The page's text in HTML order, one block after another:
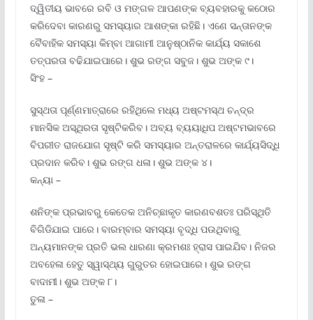
ଦ୍ୱିତୀୟ ଭାବରେ ରବି ଓ ମଙ୍ଗଳ ଆପଣଙ୍କ ବ୍ୟବହାରକୁ କଠୋର
କରିଦେବା କାରଣରୁ ସମସ୍ୟାର ଆଶଙ୍କା ରହିଛି। ଏଣେ ସନ୍ତାନଙ୍କ
ବୈବାହିକ ସମସ୍ୟା କିମ୍ବା ଆଗାମୀ ଆନୁଷ୍ଠାନିକ କାର୍ଯ୍ୟ ସକାଶେ
ତତ୍ପରତା ବଢିଯାଇପାରେ। ଶୁଭ ରଙ୍ଗ ସବୁଜ। ଶୁଭ ଅଙ୍କ ୯।
ସିଂହ –
ସୁସ୍ଥତା ପୂର୍ଣ୍ଣମାତ୍ରାରେ ରହିଥିଲେ ମଧ୍ୟ ଅଷ୍ଟମସ୍ଥ ଚନ୍ଦ୍ର
ମାନସିକ ଅସ୍ଥିରତା ସୃଷ୍ଟିକରିବ। ଅବ୍ୟ ବ୍ୟୟାଧିପ ଅଷ୍ଟମଭାବରେ
ବିପରୀତ ରାଜଯୋଗ ସୃଷ୍ଟି କରି ସମସ୍ୟାର ଅନ୍ତରାଳରେ କାର୍ଯ୍ୟସିଦ୍ଧି
ପ୍ରଦାନ କରିବ। ଶୁଭ ରଙ୍ଗ ଧଳା। ଶୁଭ ଅଙ୍କ ୪।
କନ୍ୟା –
ଶନିଙ୍କ ପ୍ରଭାବରୁ କେତେକ ଅନିଚ୍ଛାକୃତ କାରଣବଶତଃ ପରିସ୍ଥିତି
ବିଗିଡିଯାଇ ପାରେ। ବାରମ୍ବାର ସମସ୍ୟା ବୃଦ୍ଧି ପଉଥିବାରୁ
ଅନ୍ୟମାନଙ୍କ ପ୍ରତି ଭଲ ଧାରଣା କ୍ରମଶଃ ହ୍ରାସ ପାଇଯିବ। ନିଜର
ଅବହେଳା ହେତୁ ସ୍ୱାସ୍ଥ୍ୟ ଗୁରୁତର ହୋଇପାରେ। ଶୁଭ ରଙ୍ଗ
ବାଦାମୀ। ଶୁଭ ଅଙ୍କ ୮।
ତୁଳା –